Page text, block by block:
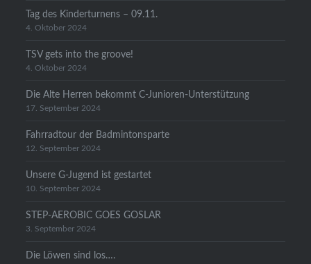
Tag des Kinderturnens – 09.11.
4. Oktober 2024
TSV gets into the groove!
4. Oktober 2024
Die Alte Herren bekommt C-Junioren-Unterstützung
17. September 2024
Fahrradtour der Badmintonsparte
12. September 2024
Unsere G-Jugend ist gestartet
10. September 2024
STEP-AEROBIC GOES GOSLAR
3. September 2024
Die Löwen sind los….